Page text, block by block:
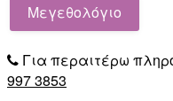
Μεγεθολόγιο
Για περαιτέρω
997 3853